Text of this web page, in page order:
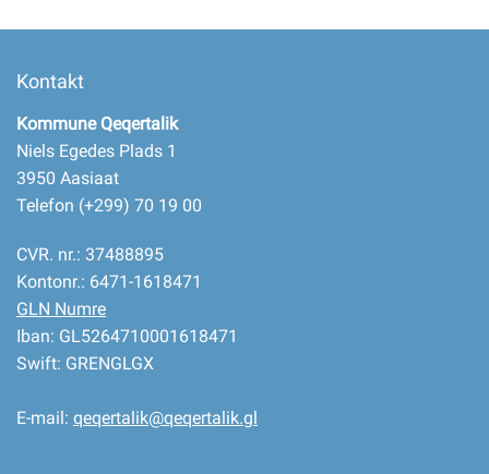
Kontakt
Kommune Qeqertalik
Niels Egedes Plads 1
3950 Aasiaat
Telefon (+299) 70 19 00
CVR. nr.: 37488895
Kontonr.: 6471-1618471
GLN Numre
Iban: GL5264710001618471
Swift: GRENGLGX
E-mail: qeqertalik@qeqertalik.gl